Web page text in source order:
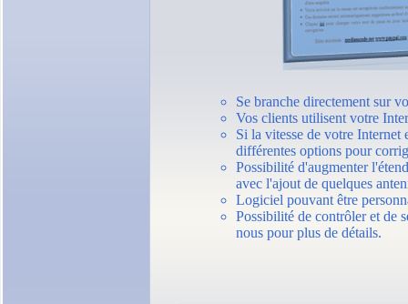
Se branche directement sur
Vos clients utilisent votre
Si la vitesse de votre Internet
différentes options pour
Possibilité d'augmenter
avec l'ajout de quelques
Logiciel pouvant être
Possibilité de contrôler et de
nous pour plus de détails.